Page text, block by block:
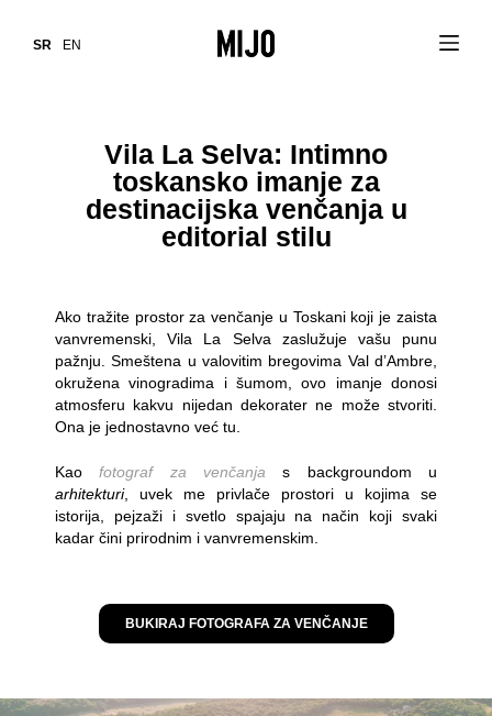
SR EN
Vila La Selva: Intimno
toskansko imanje za
destinacijska venčanja u
editorial stilu
Ako tražite prostor za venčanje u Toskani koji je zaista
vanvremenski, Vila La Selva zaslužuje vašu punu
pažnju. Smeštena u valovitim bregovima Val d’Ambre,
okružena vinogradima i šumom, ovo imanje donosi
atmosferu kakvu nijedan dekorater ne može stvoriti.
Ona je jednostavno već tu.
Kao fotograf za venčanja s backgroundom u
arhitekturi, uvek me privlače prostori u kojima se
istorija, pejzaži i svetlo spajaju na način koji svaki
kadar čini prirodnim i vanvremenskim.
BUKIRAJ FOTOGRAFA ZA VENČANJE